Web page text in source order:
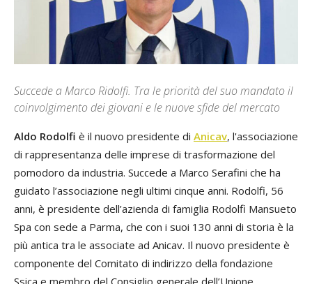
Succede a Marco Ridolfi. Tra le priorità del suo mandato il
coinvolgimento dei giovani e le nuove sfide del mercato
Aldo Rodolfi è il nuovo presidente di Anicav, l'associazione
di rappresentanza delle imprese di trasformazione del
pomodoro da industria. Succede a Marco Serafini che ha
guidato l’associazione negli ultimi cinque anni. Rodolfi, 56
anni, è presidente dell’azienda di famiglia Rodolfi Mansueto
Spa con sede a Parma, che con i suoi 130 anni di storia è la
più antica tra le associate ad Anicav. Il nuovo presidente è
componente del Comitato di indirizzo della fondazione
Ssica e membro del Consiglio generale dell’Unione